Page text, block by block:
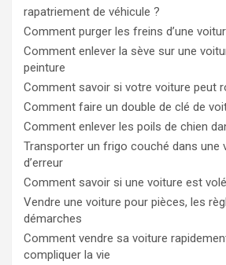
rapatriement de véhicule ?
Comment purger les freins d’une
Comment enlever la sève sur une
peinture
Comment savoir si votre voiture peut
Comment faire un double de clé de
Comment enlever les poils de chien
Transporter un frigo couché dans une
d’erreur
Comment savoir si une voiture est
Vendre une voiture pour pièces, les
démarches
Comment vendre sa voiture
compliquer la vie